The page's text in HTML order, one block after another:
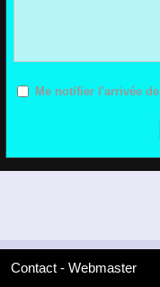
Me notifier l'arrivée
Contact - Webmaster